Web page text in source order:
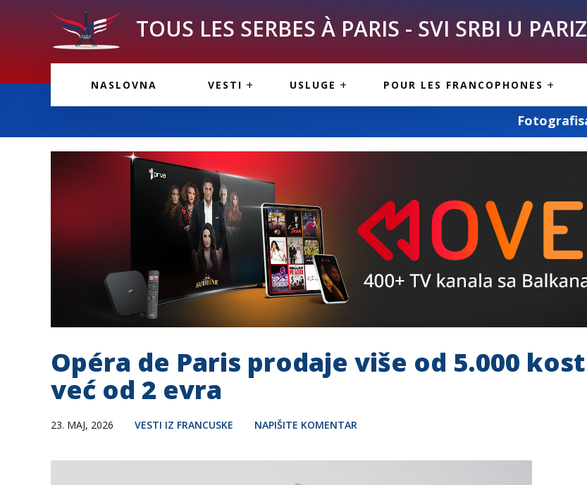
TOUS LES SERBES À PARIS - SVI SRBI U
NASLOVNA VESTI USLUGE
INFORMACIJE
POUR LES FRANCOPHONES
PARIS
CUISINE SERBE
Fotografisanje i snimanje
Opéra de Paris prodaje više od 5.000
već od 2 evra
23. MAJ, 2026 VESTI IZ FRANCUSKE NAPIŠITE KOMENTAR